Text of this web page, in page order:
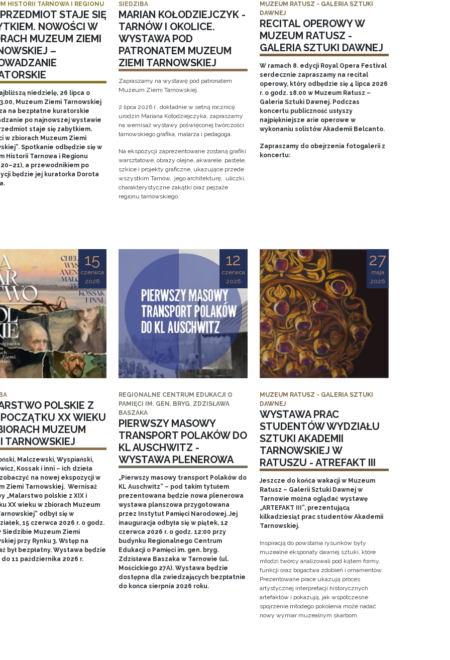
HISTORII TARNOWA I REGIONU
STAJE SIĘ
NOWOŚCI W
MUZEUM ZIEMI
–
niedzielę, 26 lipca o
Muzeum Ziemi Tarnowskiej
na bezpłatne kuratorskie
po najnowszej wystawie
staje się zabytkiem.
w zbiorach Muzeum Ziemi
Spotkanie odbędzie się w
Historii Tarnowa i Regionu
20–21), a przewodnikiem po
będzie jej kuratorka Dorota
SIEDZIBA
MARIAN KOŁODZIEJCZYK -
TARNÓW I OKOLICE.
WYSTAWA POD
PATRONATEM MUZEUM
ZIEMI TARNOWSKIEJ
Zapraszamy na wystawę pod patronatem
Muzeum Ziemi Tarnowskiej.
2 lipca 2026 r., dokładnie w setną rocznicę
urodzin Mariana Kołodziejczyka, zapraszamy
na wernisaż wystawy poświęconej twórczości
tarnowskiego grafika, malarza i pedagoga.
Na ekspozycji zaprezentowane zostaną grafiki
warsztatowe, obrazy olejne, akwarele, pastele,
szkice i projekty graficzne, ukazujące przede
wszystkim Tarnów, jego architekturę, uliczki,
charakterystyczne zakątki oraz pejzaże
regionu tarnowskiego.
MUZEUM RATUSZ - GALERIA SZTUKI
DAWNEJ
RECITAL OPEROWY W
MUZEUM RATUSZ -
GALERIA SZTUKI DAWNEJ
W ramach 8. edycji Royal Opera Festival
serdecznie zapraszamy na recital
operowy, który odbędzie się 4 lipca 2026
r. o godz. 18.00 w Muzeum Ratusz –
Galeria Sztuki Dawnej. Podczas
koncertu publiczność usłyszy
najpiękniejsze arie operowe w
wykonaniu solistów Akademii Belcanto.
Zapraszamy do obejrzenia fotogalerii z
koncertu:
15
czerwca
2026
POLSKIE Z
XX WIEKU
MUZEUM
TARNOWSKIEJ
Malczewski, Wyspiański,
Kossak i inni – ich dzieła
na nowej ekspozycji w
Ziemi Tarnowskiej. Wernisaż
„Malarstwo polskie z XIX i
XX wieku w zbiorach Muzeum
odbył się w
15 czerwca 2026 r. o godz.
Siedzibie Muzeum Ziemi
przy Rynku 3. Wstęp na
był bezpłatny. Wystawa będzie
do 11 października 2026 r.
12
czerwca
2026
REGIONALNE CENTRUM EDUKACJI O
PAMIĘCI IM. GEN. BRYG. ZDZISŁAWA
BASZAKA
PIERWSZY MASOWY
TRANSPORT POLAKÓW DO
KL AUSCHWITZ -
WYSTAWA PLENEROWA
„Pierwszy masowy transport Polaków do
KL Auschwitz” – pod takim tytułem
prezentowana będzie nowa plenerowa
wystawa planszowa przygotowana
przez Instytut Pamięci Narodowej. Jej
inauguracja odbyła się w piątek, 12
czerwca 2026 r. o godz. 12:00 przy
budynku Regionalnego Centrum
Edukacji o Pamięci im. gen. bryg.
Zdzisława Baszaka w Tarnowie (ul.
Mościckiego 27A). Wystawa będzie
dostępna dla zwiedzających bezpłatnie
do końca sierpnia 2026 roku.
27
maja
2026
MUZEUM RATUSZ - GALERIA SZTUKI
DAWNEJ
WYSTAWA PRAC
STUDENTÓW WYDZIAŁU
SZTUKI AKADEMII
TARNOWSKIEJ W
RATUSZU - ATREFAKT III
Jeszcze do końca wakacji w Muzeum
Ratusz – Galerii Sztuki Dawnej w
Tarnowie można oglądać wystawę
„ARTEFAKT III”, prezentującą
kilkadziesiąt prac studentów Akademii
Tarnowskiej.
Inspiracją do powstania rysunków były
muzealne eksponaty dawnej sztuki, które
młodzi twórcy analizowali pod kątem formy,
funkcji oraz bogactwa zdobień i ornamentów.
Prezentowane prace ukazują proces
artystycznej interpretacji historycznych
artefaktów i pokazują, jak współczesne
spojrzenie młodego pokolenia może nadać
nowy wymiar muzealnym skarbom.